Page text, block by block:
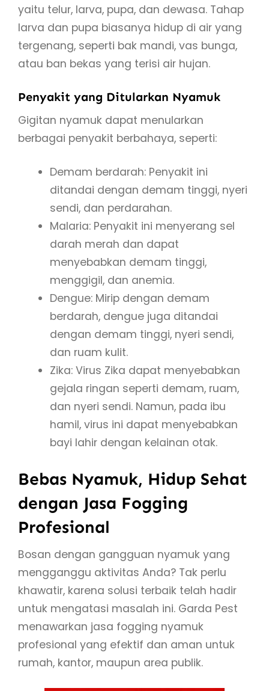
yaitu telur, larva, pupa, dan dewasa. Tahap
larva dan pupa biasanya hidup di air yang
tergenang, seperti bak mandi, vas bunga,
atau ban bekas yang terisi air hujan.
Penyakit yang Ditularkan Nyamuk
Gigitan nyamuk dapat menularkan
berbagai penyakit berbahaya, seperti:
Demam berdarah: Penyakit ini
ditandai dengan demam tinggi, nyeri
sendi, dan perdarahan.
Malaria: Penyakit ini menyerang sel
darah merah dan dapat
menyebabkan demam tinggi,
menggigil, dan anemia.
Dengue: Mirip dengan demam
berdarah, dengue juga ditandai
dengan demam tinggi, nyeri sendi,
dan ruam kulit.
Zika: Virus Zika dapat menyebabkan
gejala ringan seperti demam, ruam,
dan nyeri sendi. Namun, pada ibu
hamil, virus ini dapat menyebabkan
bayi lahir dengan kelainan otak.
Bebas Nyamuk, Hidup Sehat
dengan Jasa Fogging
Profesional
Bosan dengan gangguan nyamuk yang
mengganggu aktivitas Anda? Tak perlu
khawatir, karena solusi terbaik telah hadir
untuk mengatasi masalah ini. Garda Pest
menawarkan jasa fogging nyamuk
profesional yang efektif dan aman untuk
rumah, kantor, maupun area publik.